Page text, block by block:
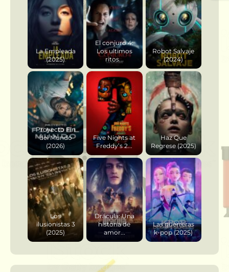
La Empleada
(2025)
El conjuro 4:
Los ultimos
ritos...
Robot Salvaje
(2024)
Proyecto Fin
del Mundo
(2026)
Five Nights at
Freddy’s 2...
Haz Que
Regrese (2025)
Los
ilusionistas 3
(2025)
Drácula: Una
historia de
amor...
Las guerreras
k-pop (2025)